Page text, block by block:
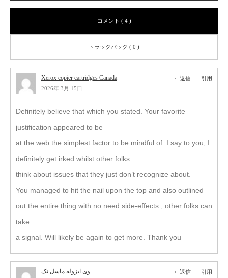
コメント ( 4 )
トラックバック ( 0 )
Xerox copier cartridges Canada
2026年 3月 15日
返信 引用
Definitely believe that which you stated. Your favorite
justification appeared to be
at the web the simplest factor to be mindful of. I say to you, I
definitely get irked whilst other folks
think about issues that they just don’t recognize about.
You managed to hit the nail upon the top and also outlined
out the entire thing with no need side-effects , other folks can
take
a signal. Will likely be again to get more. Thank you
وی ایزوله ماسل تک 返信 引用